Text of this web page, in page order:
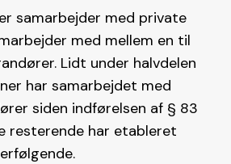
samarbejder med private
med mellem en til
Lidt under halvdelen
har samarbejdet med
siden indførelsen af § 83
resterende har etableret